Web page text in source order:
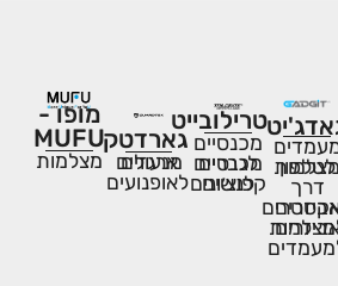
לטלפון
מצלמות
דרך
טרילובייט
מכנסיים
לגברים
מכנסיים
לנשים
קפוצ׳ונים
גארדטק
מנעולים
ארגזים
לאופנועים
מופו -
MUFU
מצלמות